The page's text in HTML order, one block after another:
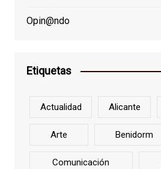
Opin@ndo
Etiquetas
Actualidad Alicante
Arte Benidorm
Comunicación